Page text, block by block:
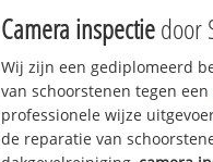
Camera inspectiedoor
Wij zijn een gediplomeerd
van schoorstenen tegen een
professionele wijze
de reparatie van